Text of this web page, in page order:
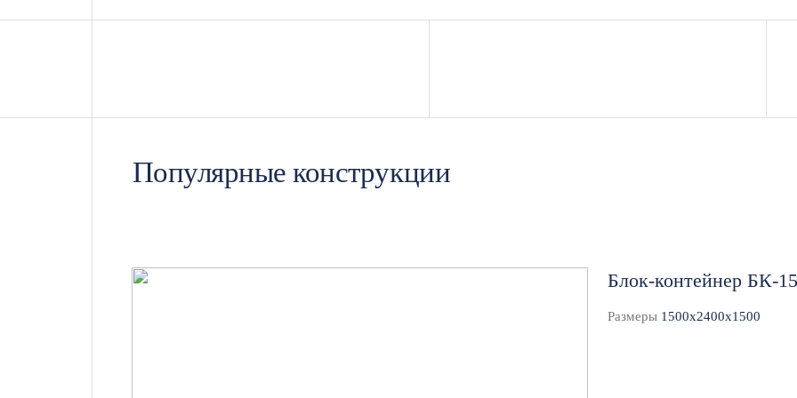
антисептическим и огнебиозащитным составом. Подтверждающие документы выдаются на
Сферы применения бытовок 7 на 3 метра
Популярные конструкции
Блок-контейнер БК-15
Размеры 1500x2400x1500